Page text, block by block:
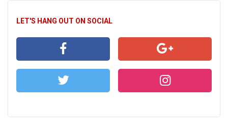
LET'S HANG OUT ON SOCIAL